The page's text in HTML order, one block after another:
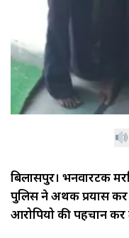
बिलासपुर। भनवारटक
पुलिस ने अथक प्रयास
आरोपियो की पहचान कर